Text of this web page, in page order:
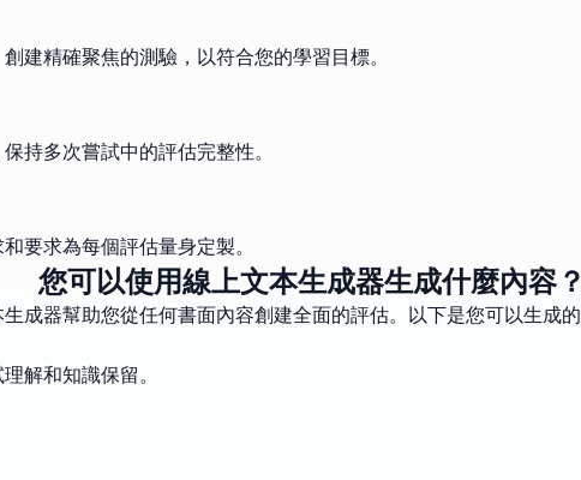
建精確聚焦的測驗，以符合您的學習目標。
持多次嘗試中的評估完整性。
要求為每個評估量身定製。
您可以使用線上文本生成器生成什麼內容？
成器幫助您從任何書面內容創建全面的評估。以下是您可以生成
解和知識保留。